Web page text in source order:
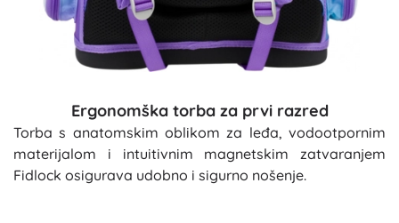
Ergonomška torba za prvi razred
Torba s anatomskim oblikom za leđa, vodootpornim
materijalom i intuitivnim magnetskim zatvaranjem
Fidlock osigurava udobno i sigurno nošenje.